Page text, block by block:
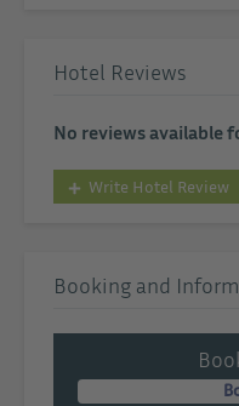
Hotel Reviews
No reviews available
Write Hotel Review
Booking and